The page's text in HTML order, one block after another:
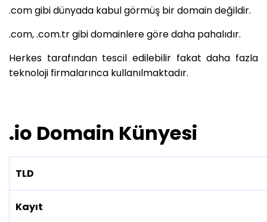
.com gibi dünyada kabul görmüş bir domain değildir.
.com, .com.tr gibi domainlere göre daha pahalıdır.
Herkes tarafından tescil edilebilir fakat daha fazla
teknoloji firmalarınca kullanılmaktadır.
.io Domain Künyesi
TLD
Kayıt